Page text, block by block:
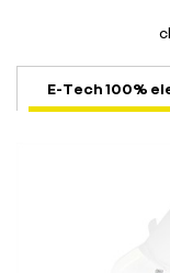
E-Tech 100%